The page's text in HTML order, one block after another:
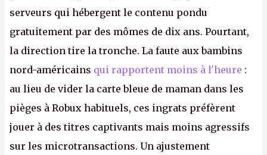
serveurs qui hébergent le contenu pondu
gratuitement par des mômes de dix ans. Pourtant,
la direction tire la tronche. La faute aux bambins
nord-américains qui rapportent moins à l'heure :
au lieu de vider la carte bleue de maman dans les
pièges à Robux habituels, ces ingrats préfèrent
jouer à des titres captivants mais moins agressifs
sur les microtransactions. Un ajustement